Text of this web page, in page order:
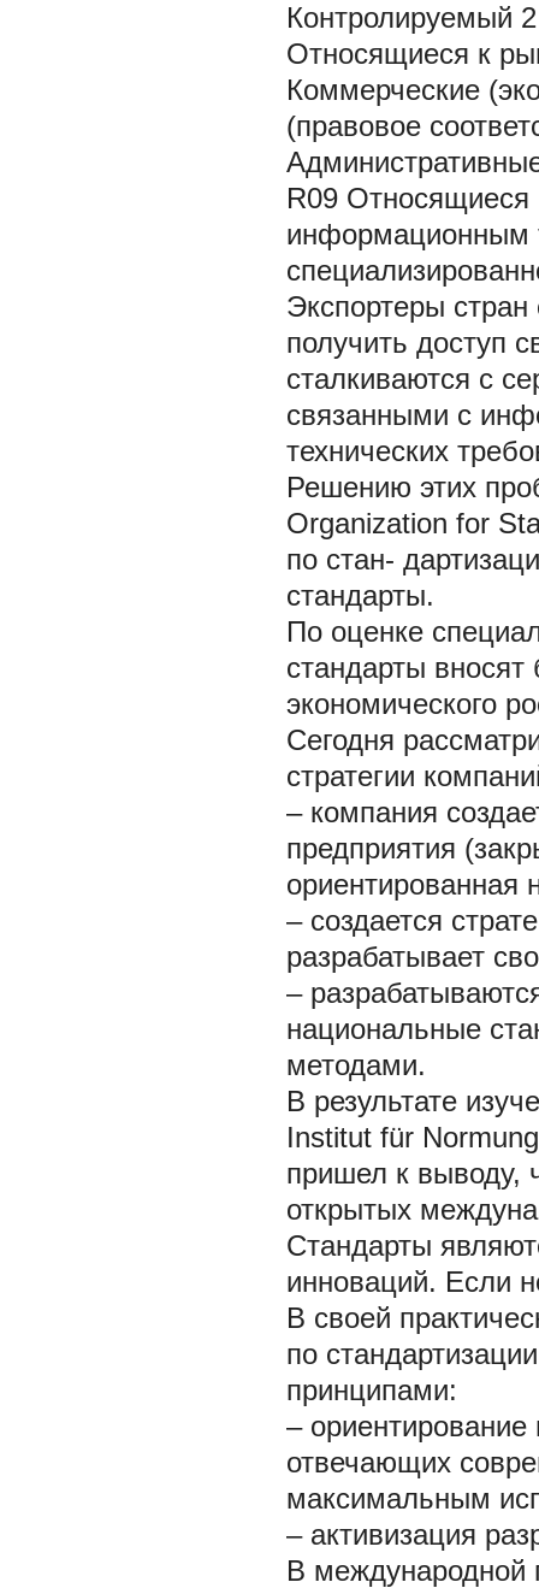
Контролируемый
Относящиеся к
Коммерческие
(правовое
R09
информационным
Экспортеры
получить доступ
сталкиваются с
связанными с
технических
Решению этих
Organization for
по стан-
стандарты.
По оценке
стандарты
экономического
Сегодня
стратегии
– компания
предприятия
ориентированная
– создается
разрабатывает
–
национальные
методами.
В результате
Institut für
пришел к выводу,
открытых
Стандарты
инноваций. Если
В своей
по
принципами:
– ориентирование
отвечающих
максимальным
– активизация
В международной